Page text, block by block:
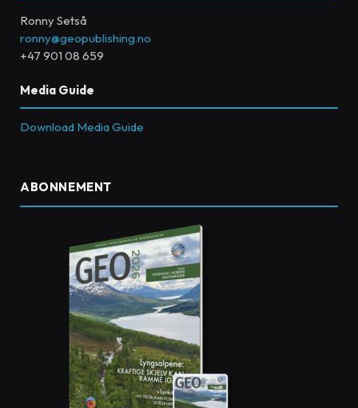
Ronny Setså
ronny@geopublishing.no
+47 901 08 659
Media Guide
Download Media Guide
ABONNEMENT